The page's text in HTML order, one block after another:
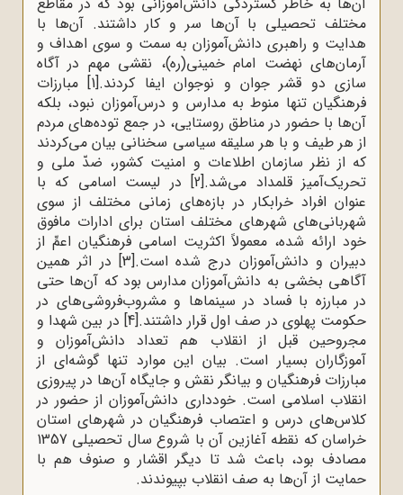
مختلف تحصیلی با آن‌ها سر و کار داشتند. آن‌ها با
هدایت و راهبری دانش‌آموزان به سمت و سوی اهداف و
آرمان‌های نهضت امام خمینی(ره)، نقشی مهم در آگاه
سازی دو قشر جوان و نوجوان ایفا کردند.[1]
مبارزات
فرهنگیان تنها منوط به مدارس و درس‌آموزان نبود، بلکه
آن‌ها با حضور در مناطق روستایی، در جمع توده‌های مردم
از هر طیف و با هر سلیقه سیاسی سخنانی بیان می‌کردند
که از نظر سازمان اطلاعات و امنیت کشور، ضدّ ملی و
تحریک‌آمیز قلمداد می‌شد.[2]
در لیست اسامی که با
عنوان افراد خرابکار در بازه‌‌های زمانی مختلف از سوی
شهربانی‌های شهرهای مختلف استان برای ادارات مافوق
خود ارائه شده، معمولاً اکثریت اسامی فرهنگیان اعمِّ از
دبیران و دانش‌آموزان درج شده است.[3]
در اثر همین
آگاهی بخشی به دانش‌آموزان مدارس بود که آن‌ها حتی
در مبارزه با فساد در سینماها و مشروب‌فروشی‌های در
حکومت پهلوی در صف اول قرار داشتند.[4]
در بین شهدا و
مجروحین قبل از انقلاب هم تعداد دانش‌آموزان و
آموزگاران بسیار است. بیان این موارد تنها گوشه‌ای از
مبارزات فرهنگیان و بیانگر نقش و جایگاه آن‌ها در پیروزی
انقلاب اسلامی است. خودداری دانش‌آموزان از حضور در
کلاس‌های درس و اعتصاب فرهنگیان در شهرهای استان
خراسان که نقطه آغازین آن با شروع سال تحصیلی 1357
مصادف بود، باعث شد تا دیگر اقشار و صنوف هم با
حمایت از آن‌ها به صف انقلاب بپیوندند.